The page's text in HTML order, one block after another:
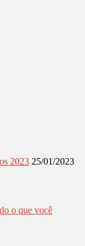
2023 25/01/2023
o que você